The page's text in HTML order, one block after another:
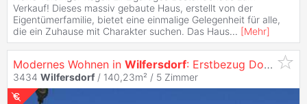
Verkauf! Dieses massiv gebaute Haus, erstellt von der
Eigentümerfamilie, bietet eine einmalige Gelegenheit für alle,
die ein Zuhause mit Charakter suchen. Das Haus... [Mehr]
Modernes Wohnen in Wilfersdorf: Erstbezug Doppelhaushälfte mit Garten, Parkett, 5 Zimmern und Fußbodenheizung!
3434 Wilfersdorf / 140,23m² / 5 Zimmer